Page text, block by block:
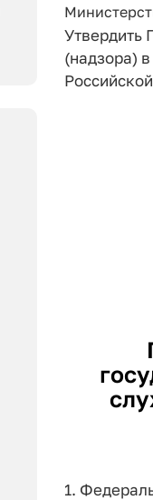
Утвердить
(надзора)
1.